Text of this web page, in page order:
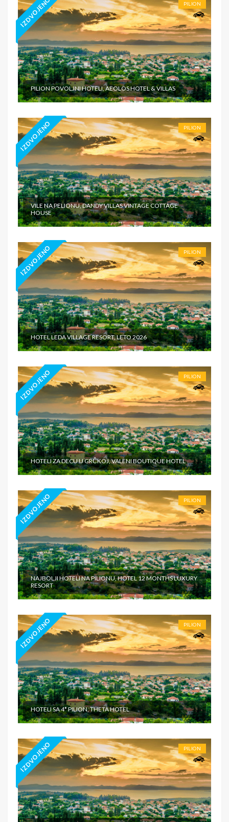
IZDVOJENO PILION
PILION POVOLJNI HOTELI, AEOLOS HOTEL & VILLAS
IZDVOJENO PILION
VILE NA PELIONU, DANDY VILLAS VINTAGE COTTAGE
HOUSE
IZDVOJENO PILION
HOTEL LEDA VILLAGE RESORT, LETO 2026
IZDVOJENO PILION
HOTELI ZA DECU U GRČKOJ, VALENI BOUTIQUE HOTEL
IZDVOJENO PILION
NAJBOLJI HOTELI NA PILIONU, HOTEL 12 MONTHS LUXURY
RESORT
IZDVOJENO PILION
HOTELI SA 4* PILION, THETA HOTEL
IZDVOJENO PILION